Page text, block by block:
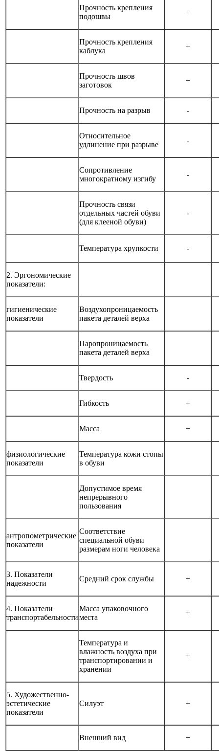
Прочность крепления
подошвы
+
Прочность крепления
каблука
+
Прочность швов
заготовок
+
Прочность на разрыв -
Относительное
удлинение при разрыве
-
Сопротивление
многократному изгибу
-
Прочность связи
отдельных частей обуви
(для клееной обуви)
-
Температура хрупкости -
2. Эргономические
показатели:
гигиенические
показатели
Воздухопроницаемость
пакета деталей верха
Паропроницаемость
пакета деталей верха
Твердость -
Гибкость +
Масса +
физиологические
показатели
Температура кожи стопы
в обуви
Допустимое время
непрерывного
пользования
антропометрические
показатели
Соответствие
специальной обуви
размерам ноги человека
3. Показатели
надежности
Средний срок службы +
4. Показатели
транспортабельности
Масса упаковочного
места
+
Температура и
влажность воздуха при
транспортировании и
хранении
+
5. Художественно-
эстетические
показатели
Силуэт +
Внешний вид +